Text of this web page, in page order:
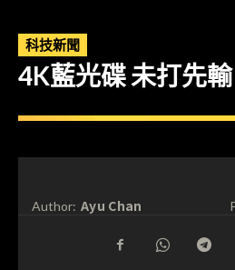
科技新聞
4K藍光碟 未打先輸
Author: Ayu Chan